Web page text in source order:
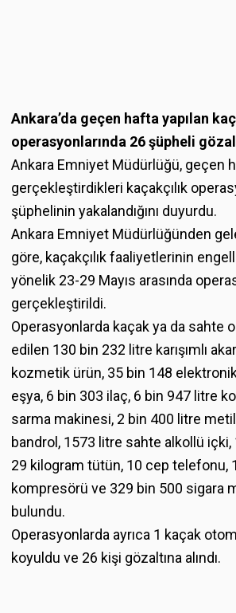
Ankara’da geçen hafta yapılan
operasyonlarında 26 şüpheli
Ankara Emniyet Müdürlüğü, geçen
gerçekleştirdikleri kaçakçılık
şüphelinin yakalandığını duyurdu.
Ankara Emniyet Müdürlüğünden
göre, kaçakçılık faaliyetlerinin
yönelik 23-29 Mayıs arasında
gerçekleştirildi.
Operasyonlarda kaçak ya da sahte
edilen 130 bin 232 litre karışımlı
kozmetik ürün, 35 bin 148
eşya, 6 bin 303 ilaç, 6 bin 947 litre
sarma makinesi, 2 bin 400 litre
bandrol, 1573 litre sahte alkollü içki,
29 kilogram tütün, 10 cep telefonu,
kompresörü ve 329 bin 500 sigara
bulundu.
Operasyonlarda ayrıca 1 kaçak
koyuldu ve 26 kişi gözaltına alındı.